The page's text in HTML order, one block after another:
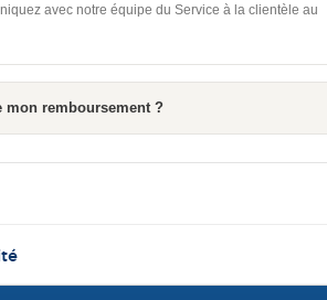
avec notre équipe du Service à la clientèle au
mon remboursement ?